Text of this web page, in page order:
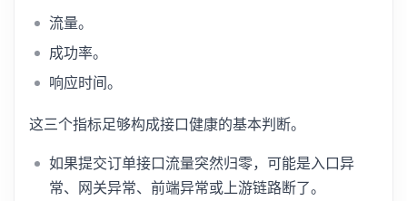
流量。
成功率。
响应时间。
这三个指标足够构成接口健康的基本判断。
如果提交订单接口流量突然归零，可能是入口异
常、网关异常、前端异常或上游链路断了。